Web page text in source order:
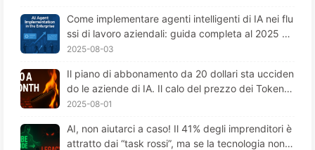
stazioni del 90%? — Impariamo lentamente l'AI 16
9
Come implementare agenti intelligenti di IA nei flu
ssi di lavoro aziendali: guida completa al 2025 —
Imparare lentamente l'IA 166
2025-08-03
Il piano di abbonamento da 20 dollari sta ucciden
do le aziende di IA. Il calo del prezzo dei Token è
un'illusione; il vero costo dell'IA è la tua avidità - I
2025-08-01
AI, non aiutarci a caso! Il 41% degli imprenditori è
attratto dai “task rossi”, ma se la tecnologia non f